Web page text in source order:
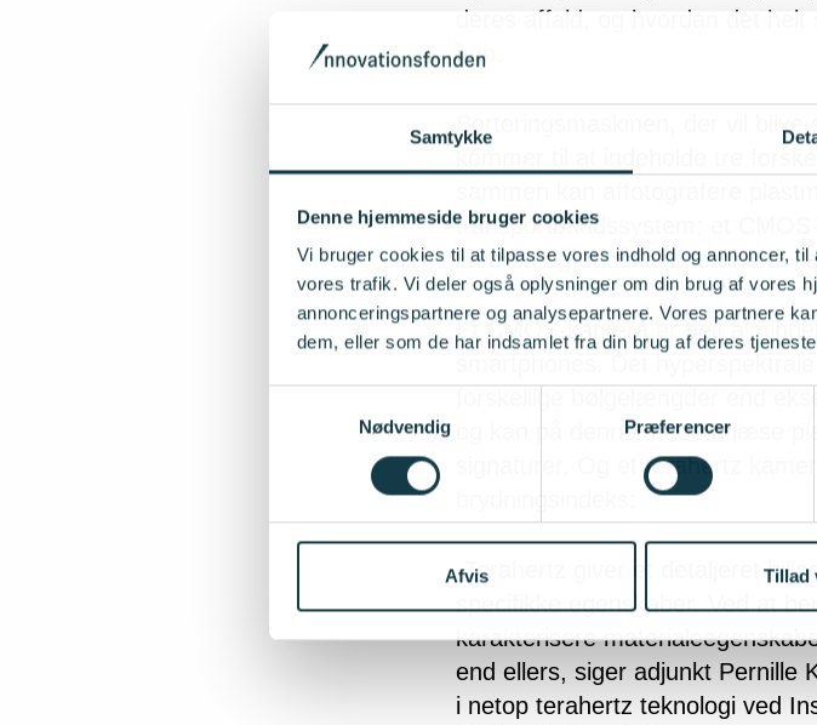
Samtykke
Denne hjemmeside bruger cookies
Vi bruger cookies til at tilpasse vores indhold og annoncer,
vores trafik. Vi deler også oplysninger om din brug af vores
annonceringspartnere og analysepartnere. Vores partnere
dem, eller som de har indsamlet fra din brug af deres
Nødvendig
Præferencer
Afvis Tillad
deres affald, og hvordan det helt
hun.
Sorteringsmaskinen, der vil blive
transportbåndssystem; et
kamera og et såkaldt terahertz
Et CMOS-kamera er helt
og kan på denne måde aflæse
signaturer. Og et terahertz
-Terahertz giver et detaljeret
specifikke egenskaber. Ved at
karakterisere
end ellers, siger adjunkt Pernille
i netop terahertz teknologi ved